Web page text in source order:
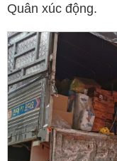
Quân xúc động.